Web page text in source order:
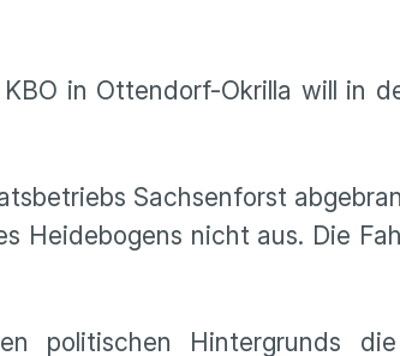
in Ottendorf-Okrilla will in
Sachsenforst
Heidebogens nicht aus. Die
politischen Hintergrunds